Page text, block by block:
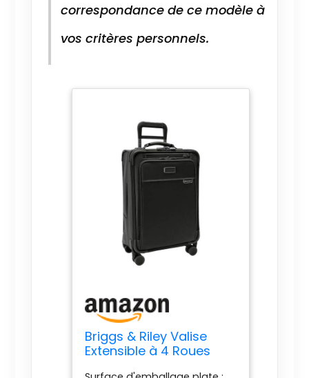
correspondance de ce modèle à
vos critères personnels.
Briggs & Riley Valise
Extensible à 4 Roues